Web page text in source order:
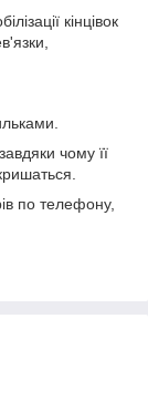
кінцівок
чому її
по телефону,